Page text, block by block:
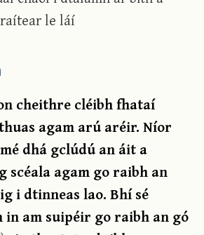
le láí
cheithre cléibh fhataí
agam arú aréir. Níor
dhá gclúdú an áit a
scéala agam go raibh an
i dtinneas lao. Bhí sé
in am suipéir go raibh an gó